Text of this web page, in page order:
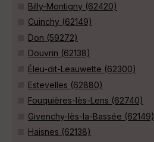
Billy-Montigny (62420)
Cuinchy (62149)
Don (59272)
Douvrin (62138)
Éleu-dit-Leauwette (62300)
Estevelles (62880)
Fouquières-lès-Lens (62740)
Givenchy-lès-la-Bassée (62149)
Haisnes (62138)